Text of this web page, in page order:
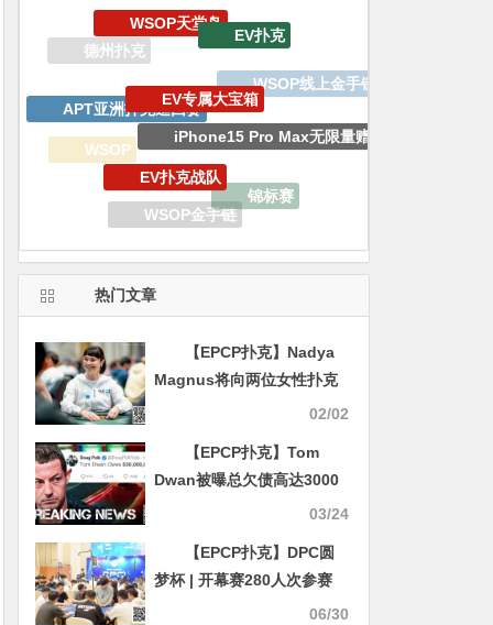
WSOP金手链明星趴
2023线上金手链主赛事
WSOP
APT亚洲扑克巡回赛
EV专属大宝箱
锦标赛
EV扑克战队
热门文章
【EPCP扑克】Nadya
Magnus将向两位女性扑克
选手送出WSOP主赛事的门
02/02
【EPCP扑克】Tom
Dwan被曝总欠债高达3000
万美金！真正的大债主是？
03/24
【EPCP扑克】DPC圆
梦杯 | 开幕赛280人次参赛
41人晋级 陈龙宇、李炎锋分
06/30